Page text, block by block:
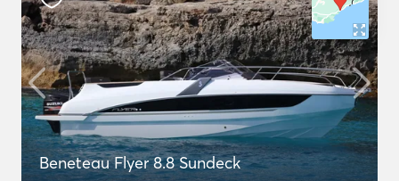
Beneteau Flyer 8.8 Sundeck